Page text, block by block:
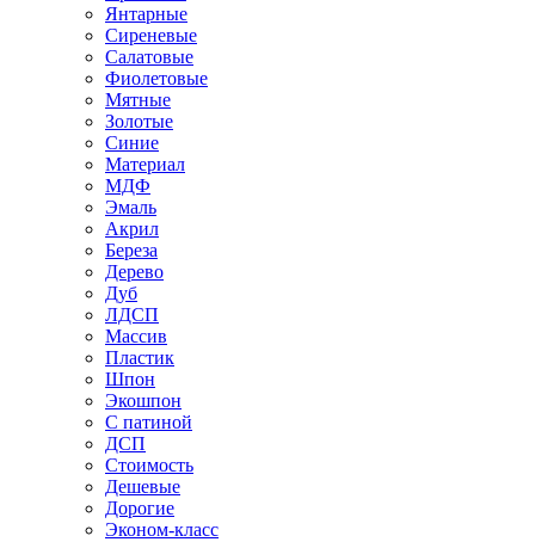
Янтарные
Сиреневые
Салатовые
Фиолетовые
Мятные
Золотые
Синие
Материал
МДФ
Эмаль
Акрил
Береза
Дерево
Дуб
ЛДСП
Массив
Пластик
Шпон
Экошпон
С патиной
ДСП
Стоимость
Дешевые
Дорогие
Эконом-класс